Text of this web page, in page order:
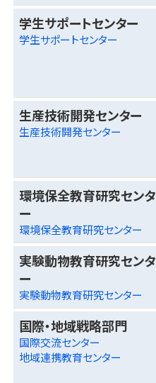
学生サポートセンター
学生サポートセンター
生産技術開発センター
生産技術開発センター
環境保全教育研究センタ
ー
環境保全教育研究センター
実験動物教育研究センタ
ー
実験動物教育研究センター
国際・地域戦略部門
国際交流センター
地域連携教育センター